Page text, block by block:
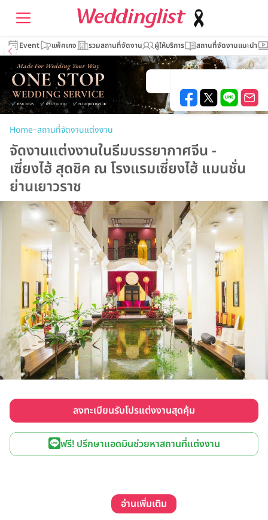
Event แพ็คเกจ รวมสถานที่จัดงาน ผู้ให้บริการ สถานที่จัดงานแนะนำ
Home–สถานที่จัดงานแต่งงาน
จัดงานแต่งงานในธีมบรรยากาศจีน -
เซี่ยงไฮ้ สุดชิค ณ โรงแรมเซี่ยงไฮ้ แมนชั่น
ย่านเยาวราช
ลงทะเบียนรับโปรแต่งงานสุดคุ้ม
ฟรี! ปรึกษาแอดมินช่วยหาสถานที่แต่งงาน
อ่านเพิ่มเติม